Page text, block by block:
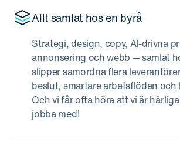
Allt samlat hos en byrå
Strategi, design, copy, AI-drivna
annonsering och webb — samlat
slipper samordna flera
beslut, smartare arbetsflöden
Och vi får ofta höra att vi är
jobba med!